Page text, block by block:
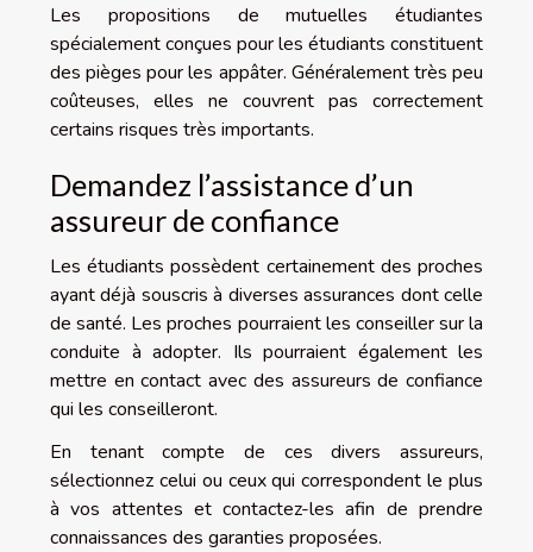
Les propositions de mutuelles étudiantes
spécialement conçues pour les étudiants constituent
des pièges pour les appâter. Généralement très peu
coûteuses, elles ne couvrent pas correctement
certains risques très importants.
Demandez l’assistance d’un
assureur de confiance
Les étudiants possèdent certainement des proches
ayant déjà souscris à diverses assurances dont celle
de santé. Les proches pourraient les conseiller sur la
conduite à adopter. Ils pourraient également les
mettre en contact avec des assureurs de confiance
qui les conseilleront.
En tenant compte de ces divers assureurs,
sélectionnez celui ou ceux qui correspondent le plus
à vos attentes et contactez-les afin de prendre
connaissances des garanties proposées.